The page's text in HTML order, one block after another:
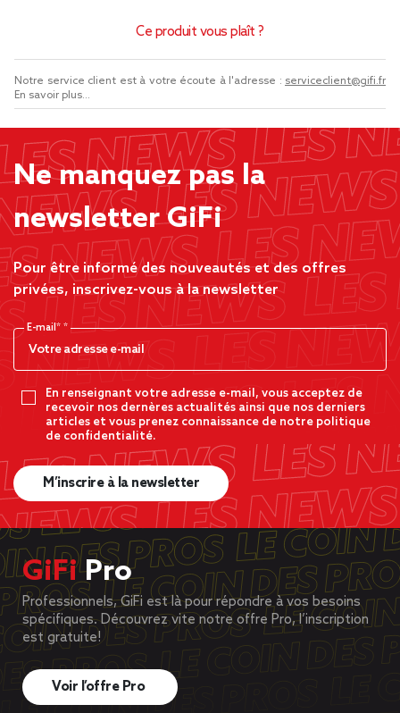
Ce produit vous plaît ?
Notre service client est à votre écoute à l'adresse : serviceclient@gifi.fr
En savoir plus...
Ne manquez pas la
newsletter GiFi
Pour être informé des nouveautés et des offres
privées, inscrivez-vous à la newsletter
E-mail*
En renseignant votre adresse e-mail, vous acceptez de
recevoir nos dernères actualités ainsi que nos derniers
articles et vous prenez connaissance de notre politique
de confidentialité.
M’inscrire à la newsletter
GiFiPro
Professionnels, GiFi est là pour répondre à vos besoins
spécifiques. Découvrez vite notre offre Pro, l’inscription
est gratuite!
Voir l’offre Pro